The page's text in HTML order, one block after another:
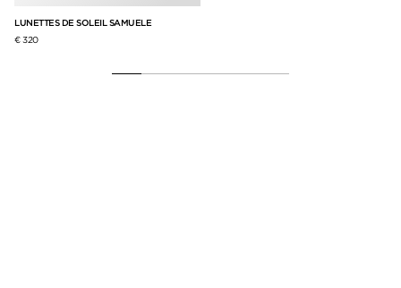
LUNETTES DE SOLEIL SAMUELE
€ 320